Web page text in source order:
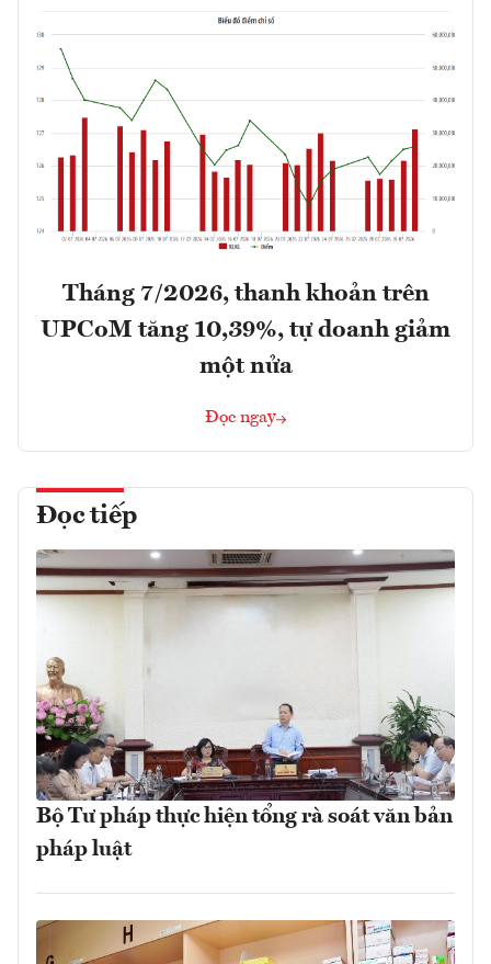
Tháng 7/2026, thanh khoản trên
UPCoM tăng 10,39%, tự doanh giảm
một nửa
Đọc ngay
Đọc tiếp
Bộ Tư pháp thực hiện tổng rà soát văn bản
pháp luật